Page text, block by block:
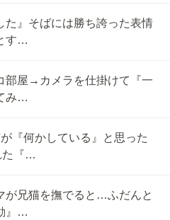
た』そばには勝ち誇った表情
す…
部屋→カメラを仕掛けて『一
み…
『何かしている』と思った
た『…
が兄猫を撫でると…ふだんと
』…